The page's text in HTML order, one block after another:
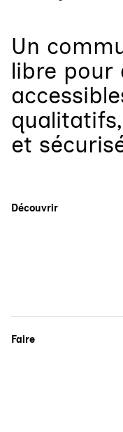
Un
libre pour
et
Découvrir
Faire